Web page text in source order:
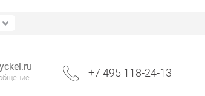
+7 495 118-24-13